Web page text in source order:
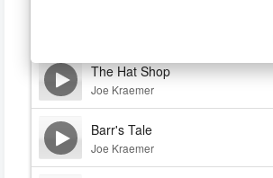
The Hat Shop
Joe Kraemer
Barr's Tale
Joe Kraemer